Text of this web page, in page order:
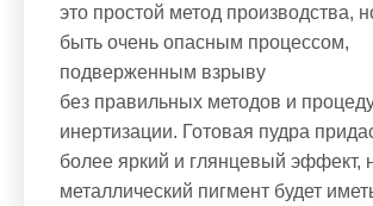
это простой метод производства,
быть очень опасным процессом,
подверженным взрыву
без правильных методов и
инертизации. Готовая пудра
более яркий и глянцевый эффект,
металлический пигмент будет